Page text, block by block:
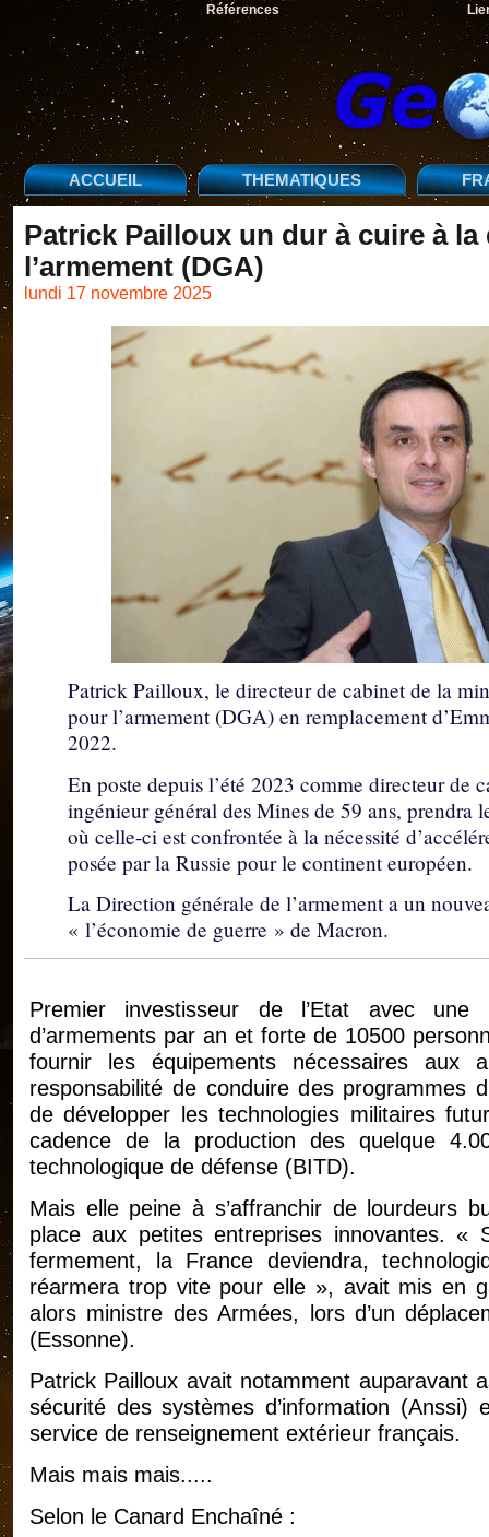
Références
ACCUEIL THEMATIQUES
Patrick Pailloux un dur à cuire à
l’armement (DGA)
lundi 17 novembre 2025
Patrick Pailloux, le directeur de cabinet de la
pour l’armement (DGA) en remplacement
2022.
En poste depuis l’été 2023 comme directeur
ingénieur général des Mines de 59 ans, prendra
où celle-ci est confrontée à la nécessité
posée par la Russie pour le continent européen.
La Direction générale de l’armement a un
« l’économie de guerre » de Macron.
Premier investisseur de l’Etat avec une
d’armements par an et forte de 10500
fournir les équipements nécessaires
responsabilité de conduire des programmes
de développer les technologies militaires
cadence de la production des quelque
technologique de défense (BITD).
Mais elle peine à s’affranchir de lourdeurs
place aux petites entreprises innovantes. «
fermement, la France deviendra,
réarmera trop vite pour elle », avait mis en
alors ministre des Armées, lors d’un
(Essonne).
Patrick Pailloux avait notamment auparavant
sécurité des systèmes d’information
service de renseignement extérieur français.
Mais mais mais.....
Selon le Canard Enchaîné :